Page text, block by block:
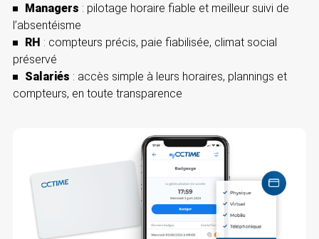
Managers : pilotage horaire fiable et meilleur suivi de
l’absentéisme
RH : compteurs précis, paie fiabilisée, climat social
préservé
Salariés : accès simple à leurs horaires, plannings et
compteurs, en toute transparence